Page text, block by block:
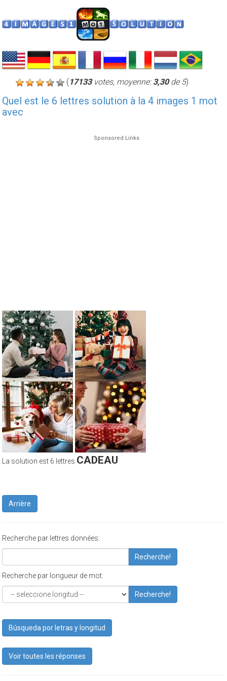
(17133votes, moyenne:3,30de 5)
Quel est le 6 lettres solution à la 4 images 1 mot
avec
Sponsored Links
La solution est 6 lettres CADEAU
Arrière
Recherche par lettres données:
Recherche!
Recherche par longueur de mot:
Recherche!
Búsqueda por letras y longitud
Voir toutes les réponses